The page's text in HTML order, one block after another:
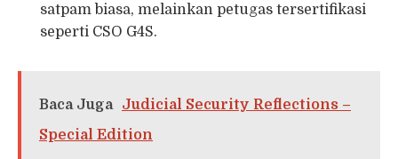
satpam biasa, melainkan petugas tersertifikasi
seperti CSO G4S.
Baca Juga
Judicial Security Reflections –
Special Edition